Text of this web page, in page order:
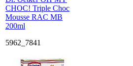
CHOC! Triple Choc
Mousse RAC MB
200ml
5962_7841